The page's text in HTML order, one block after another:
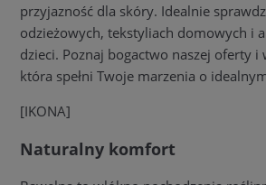
przyjazność dla skóry. Idealnie
odzieżowych, tekstyliach domowych i
dzieci. Poznaj bogactwo naszej oferty i
która spełni Twoje marzenia o
[IKONA]
Naturalny komfort